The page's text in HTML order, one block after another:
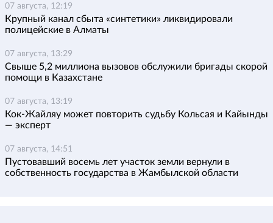
07 августа, 12:19
Крупный канал сбыта «синтетики» ликвидировали
полицейские в Алматы
07 августа, 13:29
Свыше 5,2 миллиона вызовов обслужили бригады скорой
помощи в Казахстане
07 августа, 13:19
Кок-Жайляу может повторить судьбу Кольсая и Кайынды
— эксперт
07 августа, 14:51
Пустовавший восемь лет участок земли вернули в
собственность государства в Жамбылской области